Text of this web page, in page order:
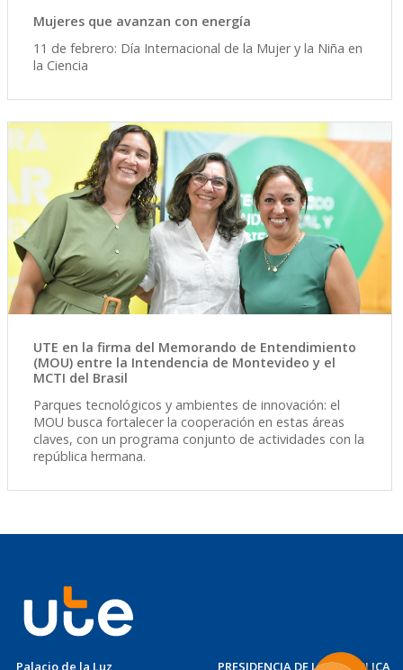
Mujeres que avanzan con energía
11 de febrero: Día Internacional de la Mujer y la Niña en
la Ciencia
UTE en la firma del Memorando de Entendimiento
(MOU) entre la Intendencia de Montevideo y el
MCTI del Brasil
Parques tecnológicos y ambientes de innovación: el
MOU busca fortalecer la cooperación en estas áreas
claves, con un programa conjunto de actividades con la
república hermana.
Palacio de la Luz PRESIDENCIA DE LA REPÚBLICA